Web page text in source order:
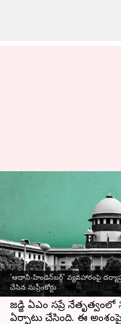
'అదానీ-హిండెన్‌బర్గ్' వ్యవహారంపై
చేసిన సుప్రీంకోర్టు
దర్యాప్తుకు
ఏర్పాటు చేసిన
Mar 02, 2023 11:46
ఈ వార్తాకథనం ఏంటి
అదానీ-హిండెన్‌బర్గ్ఎపిసోడ్‌పై
గురువారం ఆదేశించింది.
జడ్జి ఏఎం సప్రే నేతృత్వంలో
ఏర్పాటు చేసింది. ఈ